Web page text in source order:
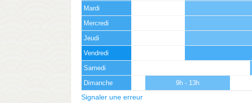
Mardi
Mercredi
Jeudi
Vendredi
Samedi
Dimanche 9h - 13h
Signaler une erreur